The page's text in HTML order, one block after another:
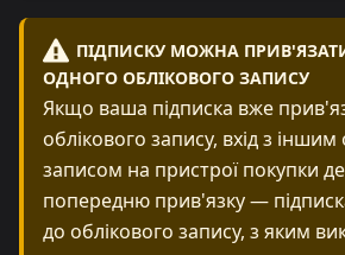
ПІДПИСКУ МОЖНА
ОДНОГО ОБЛІКОВОГО ЗАПИСУ
Якщо ваша підписка вже
облікового запису, вхід з
записом на пристрої покупки
попередню прив'язку —
до облікового запису, з яким